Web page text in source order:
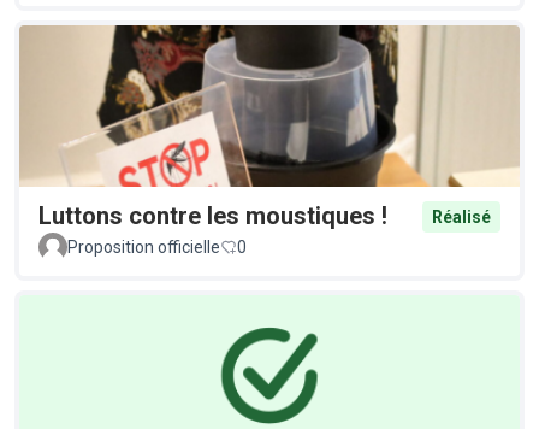
Luttons contre les moustiques !
Réalisé
Proposition officielle
0